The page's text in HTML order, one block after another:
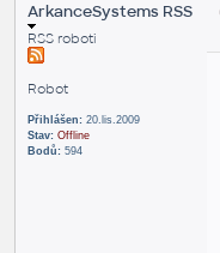
ArkanceSystems RSS
RSS roboti
Robot
Přihlášen:20.lis.2009
Stav: Offline
Bodů:594